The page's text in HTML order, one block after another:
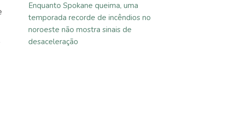
Enquanto Spokane queima, uma
temporada recorde de incêndios no
noroeste não mostra sinais de
desaceleração